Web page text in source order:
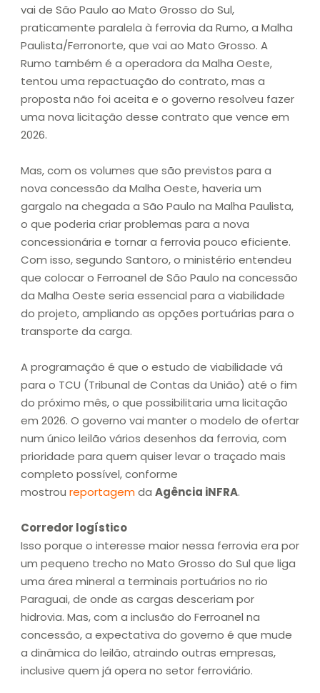
vai de São Paulo ao Mato Grosso do Sul,
praticamente paralela à ferrovia da Rumo, a Malha
Paulista/Ferronorte, que vai ao Mato Grosso. A
Rumo também é a operadora da Malha Oeste,
tentou uma repactuação do contrato, mas a
proposta não foi aceita e o governo resolveu fazer
uma nova licitação desse contrato que vence em
2026.
Mas, com os volumes que são previstos para a
nova concessão da Malha Oeste, haveria um
gargalo na chegada a São Paulo na Malha Paulista,
o que poderia criar problemas para a nova
concessionária e tornar a ferrovia pouco eficiente.
Com isso, segundo Santoro, o ministério entendeu
que colocar o Ferroanel de São Paulo na concessão
da Malha Oeste seria essencial para a viabilidade
do projeto, ampliando as opções portuárias para o
transporte da carga.
A programação é que o estudo de viabilidade vá
para o TCU (Tribunal de Contas da União) até o fim
do próximo mês, o que possibilitaria uma licitação
em 2026. O governo vai manter o modelo de ofertar
num único leilão vários desenhos da ferrovia, com
prioridade para quem quiser levar o traçado mais
completo possível, conforme
mostrou reportagemda Agência iNFRA.
Corredor logístico
Isso porque o interesse maior nessa ferrovia era por
um pequeno trecho no Mato Grosso do Sul que liga
uma área mineral a terminais portuários no rio
Paraguai, de onde as cargas desceriam por
hidrovia. Mas, com a inclusão do Ferroanel na
concessão, a expectativa do governo é que mude
a dinâmica do leilão, atraindo outras empresas,
inclusive quem já opera no setor ferroviário.